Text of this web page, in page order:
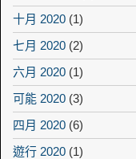
十月 2020 (1)
七月 2020 (2)
六月 2020 (1)
可能 2020 (3)
四月 2020 (6)
遊行 2020 (1)